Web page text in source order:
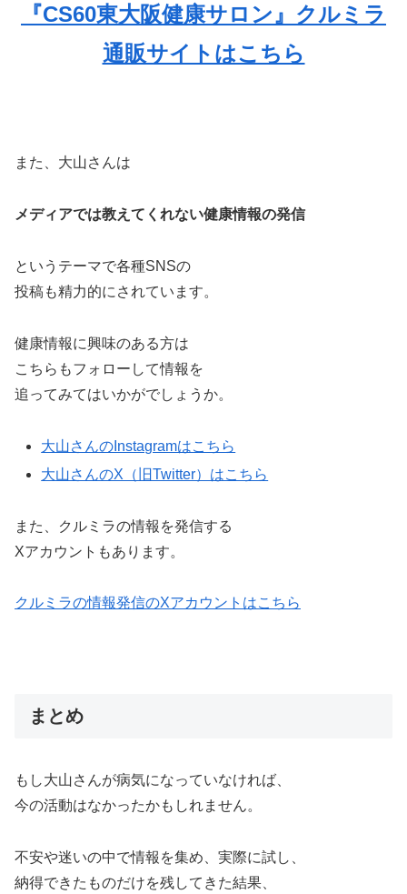
『CS60東大阪健康サロン』クルミラ
通販サイトはこちら
また、大山さんは
メディアでは教えてくれない健康情報の発信
というテーマで各種SNSの
投稿も精力的にされています。
健康情報に興味のある方は
こちらもフォローして情報を
追ってみてはいかがでしょうか。
大山さんのInstagramはこちら
大山さんのX（旧Twitter）はこちら
また、クルミラの情報を発信する
Xアカウントもあります。
クルミラの情報発信のXアカウントはこちら
まとめ
もし大山さんが病気になっていなければ、
今の活動はなかったかもしれません。
不安や迷いの中で情報を集め、実際に試し、
納得できたものだけを残してきた結果、